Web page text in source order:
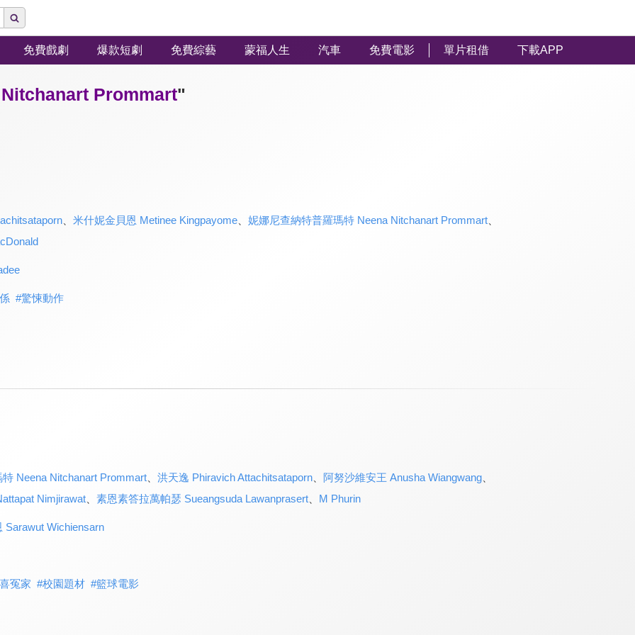
免費戲劇 爆款短劇 免費綜藝 蒙福人生 汽車 免費電影 單片租借 下載APP
Nitchanart Prommart"
、 米什妮金貝恩 Metinee Kingpayome、 妮娜尼查納特普羅瑪特 Neena Nitchanart Prommart、
#驚悚動作
Neena Nitchanart Prommart、 洪天逸 Phiravich Attachitsataporn、 阿努沙維安王 Anusha Wiangwang、
Nimjirawat、 素恩素答拉萬帕瑟 Sueangsuda Lawanprasert、 M Phurin
Sarawut Wichiensarn
冤家 #校園題材 #籃球電影